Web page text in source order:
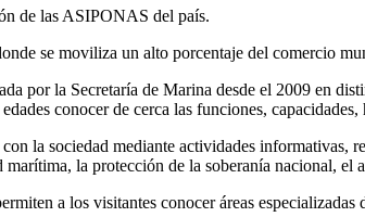
de las ASIPONAS del país.
se moviliza un alto porcentaje del comercio
por la Secretaría de Marina desde el 2009 en
conocer de cerca las funciones,
la sociedad mediante actividades informativas,
marítima, la protección de la soberanía nacional,
a los visitantes conocer áreas especializadas